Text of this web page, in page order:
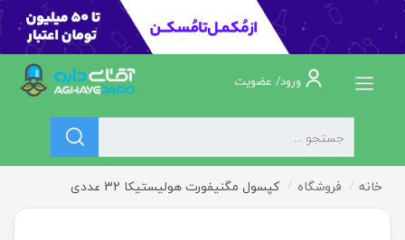
ورود/ عضویت
خانه فروشگاه کپسول مگنیفورت هولیستیکا 32 عددی